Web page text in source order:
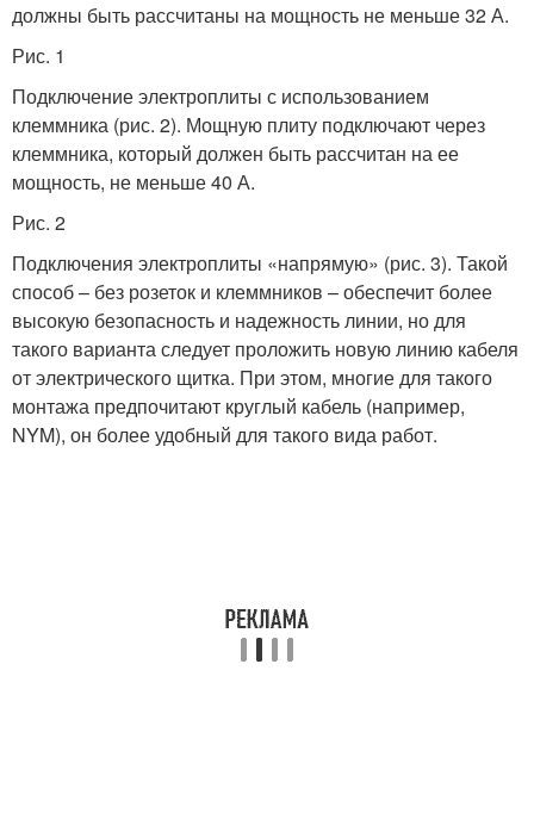
должны быть рассчитаны на мощность не меньше 32 А.
Рис. 1
Подключение электроплиты с использованием
клеммника (рис. 2). Мощную плиту подключают через
клеммника, который должен быть рассчитан на ее
мощность, не меньше 40 А.
Рис. 2
Подключения электроплиты «напрямую» (рис. 3). Такой
способ – без розеток и клеммников – обеспечит более
высокую безопасность и надежность линии, но для
такого варианта следует проложить новую линию кабеля
от электрического щитка. При этом, многие для такого
монтажа предпочитают круглый кабель (например,
NYM), он более удобный для такого вида работ.